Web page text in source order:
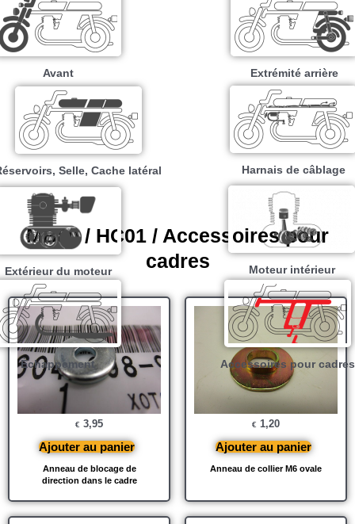
Avant Extrémité arrière
Selle, Cache latéral Harnais de câblage
Extérieur du moteur Moteur intérieur​
Échappement Accessoires pour cadres
MB80 / HC01 / Accessoires pour
cadres
Anneau de blocage de
direction dans le cadre
€ 3,95
Ajouter au panier
Anneau de collier M6 ovale
€ 1,20
Ajouter au panier